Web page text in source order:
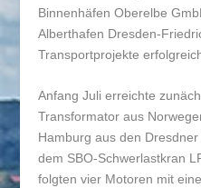
Binnenhäfen Oberelbe
Alberthafen Dresden-
Transportprojekte
Anfang Juli erreichte
Transformator aus
Hamburg aus den
dem SBO-Schwerlastkran
folgten vier Motoren mit